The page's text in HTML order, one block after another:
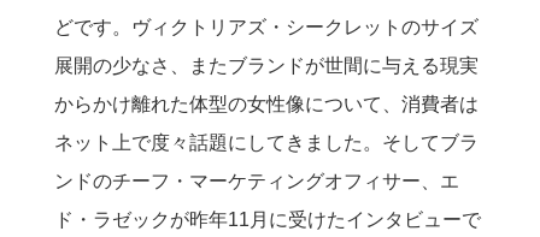
どです。ヴィクトリアズ・シークレットのサイズ
展開の少なさ、またブランドが世間に与える現実
からかけ離れた体型の女性像について、消費者は
ネット上で度々話題にしてきました。そしてブラ
ンドのチーフ・マーケティングオフィサー、エ
ド・ラゼックが昨年11月に受けたインタビューで